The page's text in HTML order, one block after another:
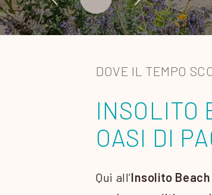
DOVE IL TEMPO
INSOLITO
OASI DI
Qui all’Insolito